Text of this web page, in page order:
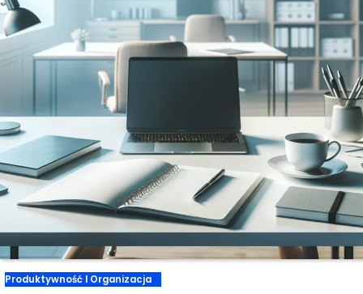
Produktywność I Organizacja